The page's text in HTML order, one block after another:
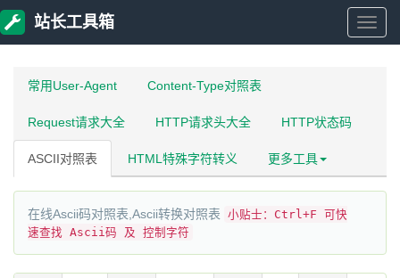
站
站长工具箱
常用User-Agent Content-Type对照表
Request请求大全 HTTP请求头大全 HTTP状态码
ASCII对照表 HTML特殊字符转义 更多工具
在线Ascii码对照表,Ascii转换对照表 小贴士：Ctrl+F 可快
速查找 Ascii码 及 控制字符